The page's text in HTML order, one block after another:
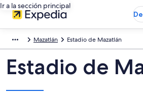
Ir a la sección principal
Mazatlán Estadio de Mazatlán
Estadio de